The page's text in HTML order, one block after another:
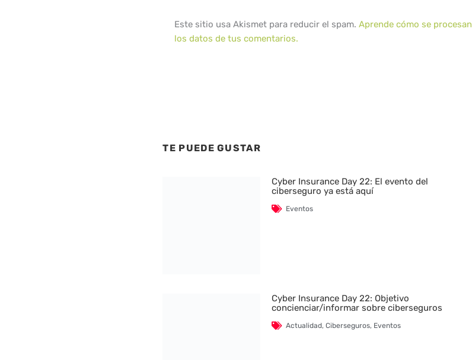
Este sitio usa Akismet para reducir el spam.Aprende cómo se procesan
los datos de tus comentarios.
TE PUEDE GUSTAR
Cyber Insurance Day 22: El evento del
ciberseguro ya está aquí
Eventos
Cyber Insurance Day 22: Objetivo
concienciar/informar sobre ciberseguros
Actualidad, Ciberseguros, Eventos